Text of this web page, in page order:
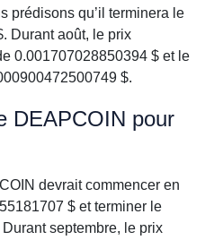
prédisons qu’il terminera le
Durant août, le prix
0.001707028850394 $ et le
$.
DEAPCOIN pour
devrait commencer en
$ et terminer le
septembre, le prix